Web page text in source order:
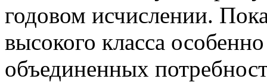
годовом исчислении.
высокого класса
объединенных